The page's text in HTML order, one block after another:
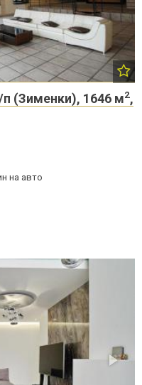
(Зименки), 1646 м2,
на авто